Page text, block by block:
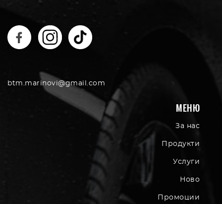
btm.marinovi@gmail.com
МЕНЮ
За нас
Продукти
Услуги
Ново
Промоции